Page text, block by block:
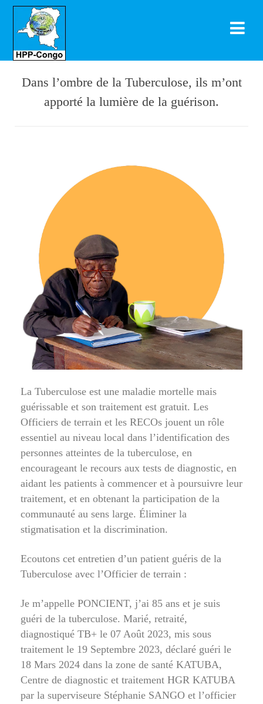
Dans l’ombre de la Tuberculose, ils m’ont
apporté la lumière de la guérison.
La Tuberculose est une maladie mortelle mais
guérissable et son traitement est gratuit. Les
Officiers de terrain et les RECOs jouent un rôle
essentiel au niveau local dans l’identification des
personnes atteintes de la tuberculose, en
encourageant le recours aux tests de diagnostic, en
aidant les patients à commencer et à poursuivre leur
traitement, et en obtenant la participation de la
communauté au sens large. Éliminer la
stigmatisation et la discrimination.
Ecoutons cet entretien d’un patient guéris de la
Tuberculose avec l’Officier de terrain :
Je m’appelle PONCIENT, j’ai 85 ans et je suis
guéri de la tuberculose. Marié, retraité,
diagnostiqué TB+ le 07 Août 2023, mis sous
traitement le 19 Septembre 2023, déclaré guéri le
18 Mars 2024 dans la zone de santé KATUBA,
Centre de diagnostic et traitement HGR KATUBA
par la superviseure Stéphanie SANGO et l’officier